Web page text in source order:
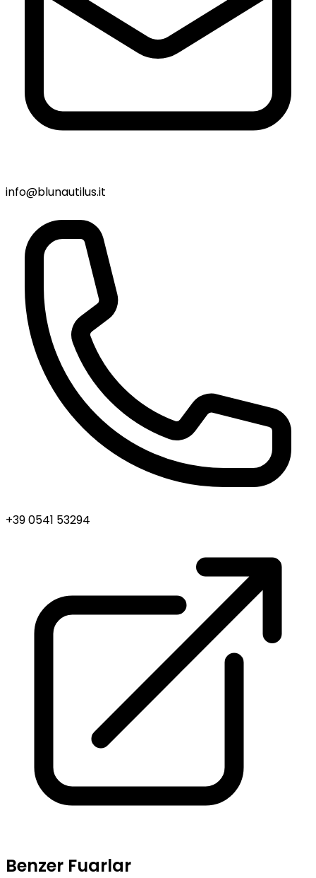
info@blunautilus.it
+39 0541 53294
Benzer Fuarlar